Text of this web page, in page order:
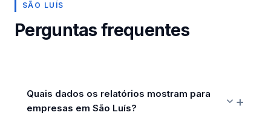
SÃO LUÍS
Perguntas frequentes
Quais dados os relatórios mostram para
empresas em São Luís?